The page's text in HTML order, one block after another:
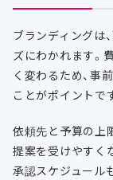
ブランディングは
ズにわかれます。
く変わるため、事
ことがポイントで
依頼先と予算の上
提案を受けやすく
承認スケジュール